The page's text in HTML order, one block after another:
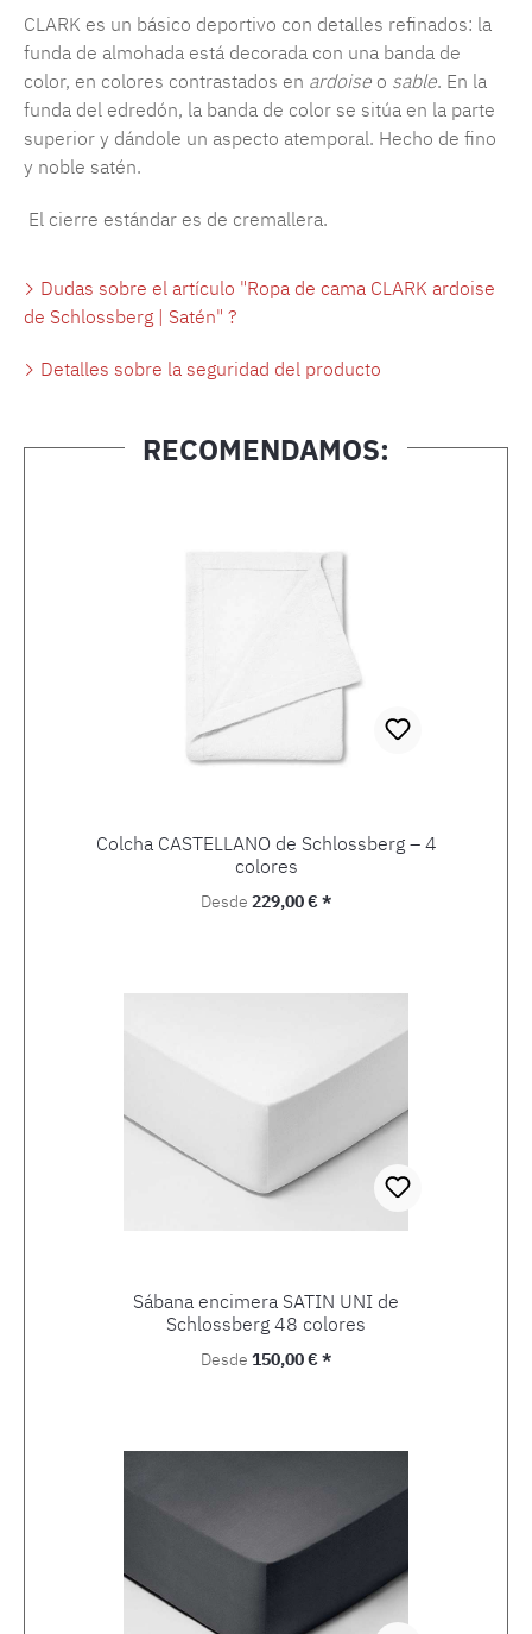
CLARK es un básico deportivo con detalles refinados: la
funda de almohada está decorada con una banda de
color, en colores contrastados en ardoise o sable. En la
funda del edredón, la banda de color se sitúa en la parte
superior y dándole un aspecto atemporal. Hecho de fino
y noble satén.
El cierre estándar es de cremallera.
Dudas sobre el artículo "Ropa de cama CLARK ardoise
de Schlossberg | Satén" ?
Detalles sobre la seguridad del producto
RECOMENDAMOS:
Colcha CASTELLANO de Schlossberg – 4
colores
Precio normal:
Desde 229,00 € *
Sábana encimera SATIN UNI de
Schlossberg 48 colores
Precio normal:
Desde 150,00 € *